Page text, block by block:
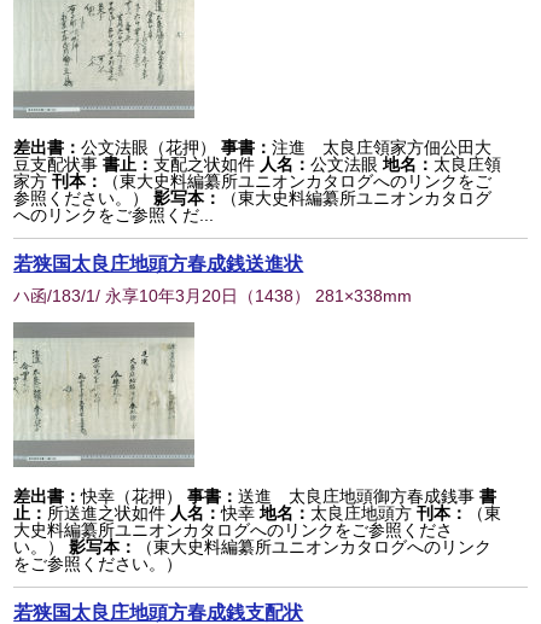
差出書：公文法眼（花押） 事書：注進 太良庄領家方佃公田大
豆支配状事 書止：支配之状如件 人名：公文法眼 地名： 太良庄領
家方 刊本：
（東大史料編纂所ユニオンカタログへのリンクをご
参照ください。）
影写本：
（東大史料編纂所ユニオンカタログ
へのリンクをご参照くだ...
若狭国太良庄地頭方春成銭送進状
ハ函/183/1/ 永享10年3月20日 （1438） 281×338mm
差出書：快幸（花押） 事書：送進 太良庄地頭御方春成銭事 書
止： 所送進之状如件 人名：快幸 地名： 太良庄地頭方 刊本：
（東
大史料編纂所ユニオンカタログへのリンクをご参照くださ
い。）
影写本：
（東大史料編纂所ユニオンカタログへのリンク
をご参照ください。）
若狭国太良庄地頭方春成銭支配状